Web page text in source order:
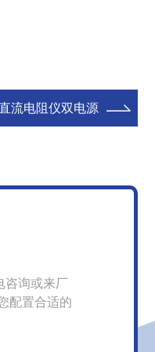
流电阻仪双电源
咨询或来厂
配置合适的